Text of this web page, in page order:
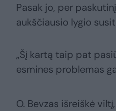
Pasak jo, per
aukščiausio lygio
„Šį kartą taip pat
esmines problemas
O. Bevzas išreiškė